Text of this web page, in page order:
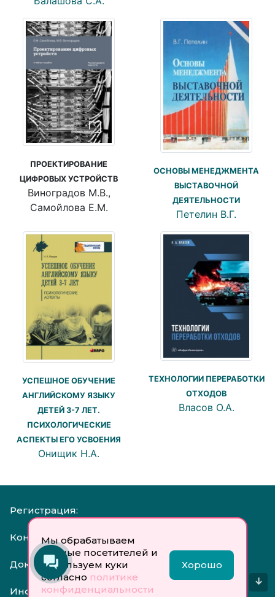
Мы обрабатываем
данные посетителей и
используем куки
согласно политике
конфиденциальности
Хорошо
ПРОЕКТИРОВАНИЕ
ЦИФРОВЫХ УСТРОЙСТВ
Виноградов М.В.,
Самойлова Е.М.
ОСНОВЫ МЕНЕДЖМЕНТА
ВЫСТАВОЧНОЙ
ДЕЯТЕЛЬНОСТИ
Петелин В.Г.
УСПЕШНОЕ ОБУЧЕНИЕ
АНГЛИЙСКОМУ ЯЗЫКУ
ДЕТЕЙ 3-7 ЛЕТ.
ПСИХОЛОГИЧЕСКИЕ
АСПЕКТЫ ЕГО УСВОЕНИЯ
Онищик Н.А.
ТЕХНОЛОГИИ ПЕРЕРАБОТКИ
ОТХОДОВ
Власов О.А.
Регистрация:
Контакты:
Документы:
Инфо:
↓